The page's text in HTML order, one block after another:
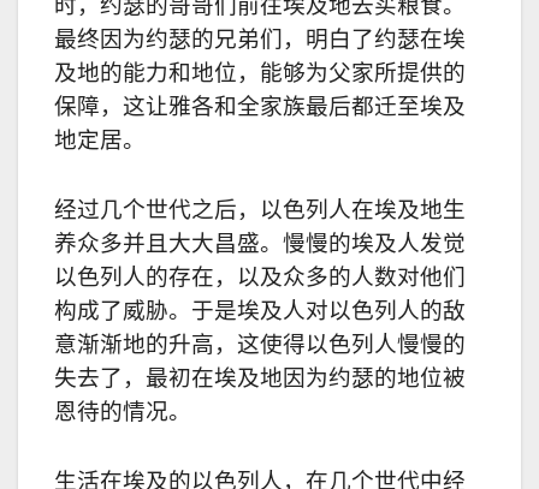
最终因为约瑟的兄弟们，明白了约瑟在埃
及地的能力和地位，能够为父家所提供的
保障，这让雅各和全家族最后都迁至埃及
地定居。
经过几个世代之后，以色列人在埃及地生
养众多并且大大昌盛。慢慢的埃及人发觉
以色列人的存在，以及众多的人数对他们
构成了威胁。于是埃及人对以色列人的敌
意渐渐地的升高，这使得以色列人慢慢的
失去了，最初在埃及地因为约瑟的地位被
恩待的情况。
生活在埃及的以色列人，在几个世代中经